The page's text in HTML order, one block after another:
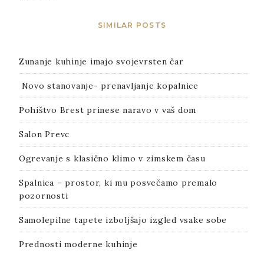
SIMILAR POSTS
Zunanje kuhinje imajo svojevrsten čar
Novo stanovanje- prenavljanje kopalnice
Pohištvo Brest prinese naravo v vaš dom
Salon Prevc
Ogrevanje s klasično klimo v zimskem času
Spalnica – prostor, ki mu posvečamo premalo
pozornosti
Samolepilne tapete izboljšajo izgled vsake sobe
Prednosti moderne kuhinje